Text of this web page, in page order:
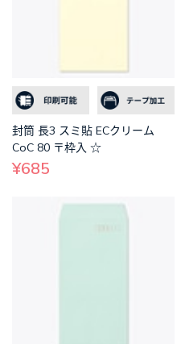
封筒 長3 スミ貼 ECクリーム
CoC 80 〒枠入 ☆
¥685